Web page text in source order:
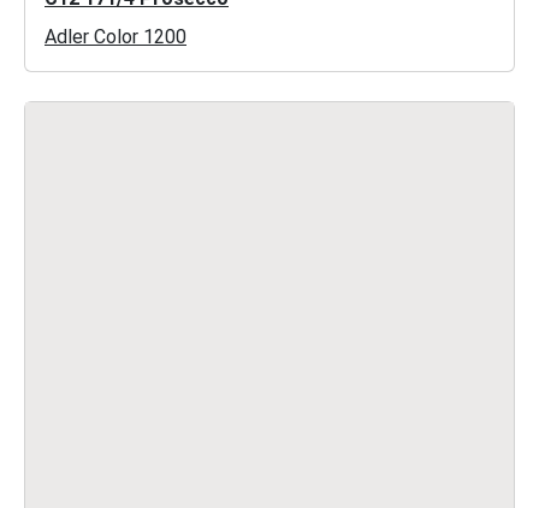
Adler Color 1200